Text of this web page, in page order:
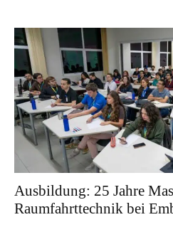
Ausbildung: 25 Jahre
Raumfahrttechnik bei